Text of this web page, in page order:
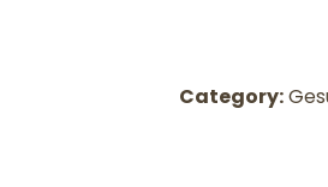
Category: